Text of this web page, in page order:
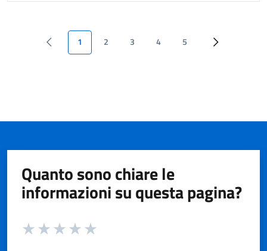
1 2 3 4 5
Quanto sono chiare le
informazioni su questa pagina?
Valuta da 1 a 5 stelle la pagina